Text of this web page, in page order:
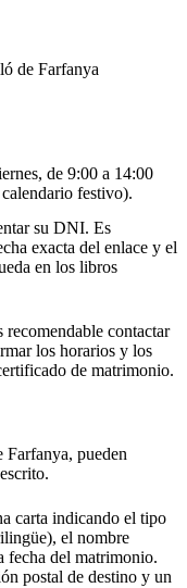
de Farfanya
de 9:00 a 14:00
festivo).
su DNI. Es
exacta del enlace y el
en los libros
recomendable contactar
los horarios y los
de matrimonio.
Farfanya, pueden
carta indicando el tipo
el nombre
fecha del matrimonio.
postal de destino y un